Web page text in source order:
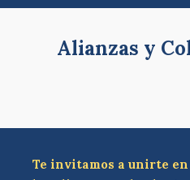
Alianzas y
Te invitamos a unirte en